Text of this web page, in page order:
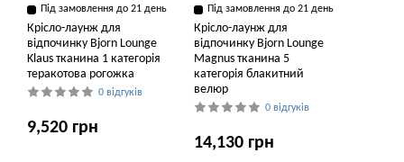
Під замовлення до 21 день
Крісло-лаунж для
відпочинку Bjorn Lounge
Klaus тканина 1 категорія
теракотова рогожка
0 відгуків
9,520 грн
Під замовлення до 21 день
Крісло-лаунж для
відпочинку Bjorn Lounge
Magnus тканина 5
категорія блакитний
велюр
0 відгуків
14,130 грн